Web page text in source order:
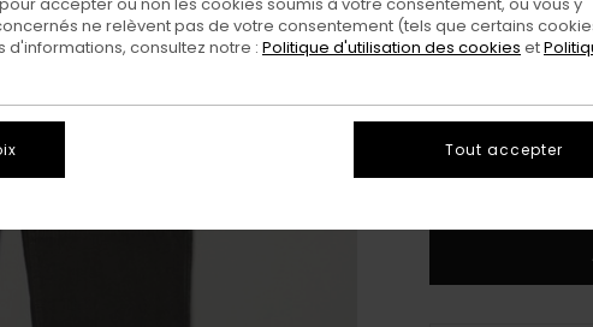
XS S
ne relèvent pas de votre consentement (tels que certains
d'informations, consultez notre : Politique d'utilisation des cookies et
Tout accepter